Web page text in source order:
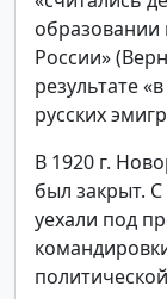
образовании
России»
результате
русских
В 1920 г.
был закрыт. С
уехали под